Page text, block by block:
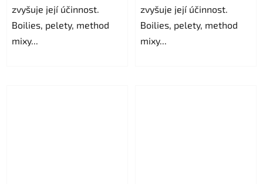
stele.
zvyšuje její účinnost.
Boilies, pelety, method
mixy...
zvyšuje její účinnost.
Boilies, pelety, method
mixy...